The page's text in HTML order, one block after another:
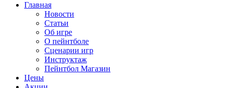
Главная
Новости
Статьи
Об игре
О пейнтболе
Сценарии игр
Инструктаж
Пейнтбол Магазин
Цены